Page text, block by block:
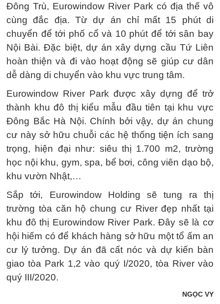
Đông Trù, Eurowindow River Park có địa thế vô
cùng đắc địa. Từ dự án chỉ mất 15 phút di
chuyển để tới phố cổ và 10 phút để tới sân bay
Nội Bài. Đặc biệt, dự án xây dựng cầu Tứ Liên
hoàn thiện và đi vào hoạt động sẽ giúp cư dân
dễ dàng di chuyển vào khu vực trung tâm.
Eurowindow River Park được xây dựng để trở
thành khu đô thị kiểu mẫu đầu tiên tại khu vực
Đông Bắc Hà Nội. Chính bởi vậy, dự án chung
cư này sở hữu chuỗi các hệ thống tiện ích sang
trọng, hiện đại như: siêu thị 1.700 m2, trường
học nội khu, gym, spa, bể bơi, công viên dạo bộ,
khu vườn Nhật,…
Sắp tới, Eurowindow Holding sẽ tung ra thị
trường tòa căn hộ chung cư River đẹp nhất tại
khu đô thị Eurowindow River Park. Đây sẽ là cơ
hội hiếm có để khách hàng sở hữu một tổ ấm an
cư lý tưởng. Dự án đã cất nóc và dự kiến bàn
giao tòa Park 1,2 vào quý I/2020, tòa River vào
quý III/2020.
NGỌC VY